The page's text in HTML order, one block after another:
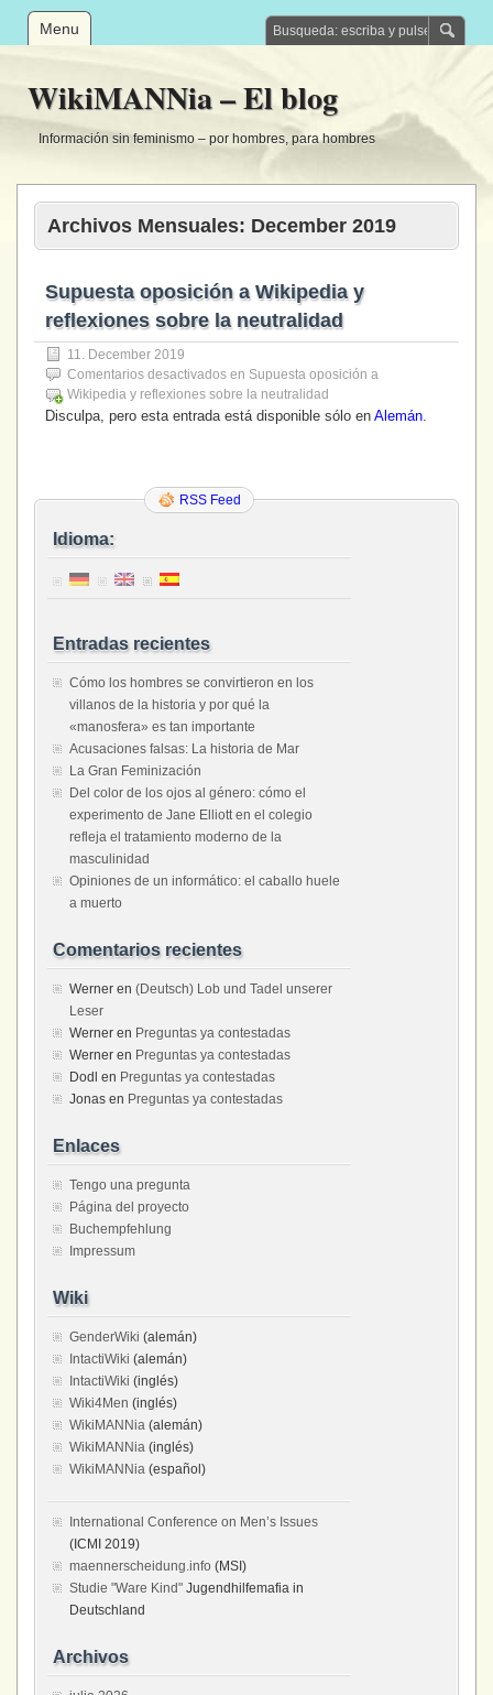
Menu
WikiMANNia – El blog
Información sin feminismo – por hombres, para hombres
Archivos Mensuales: December 2019
Supuesta oposición a Wikipedia y
reflexiones sobre la neutralidad
11. December 2019
Comentarios desactivados en Supuesta oposición a
Wikipedia y reflexiones sobre la neutralidad
Disculpa, pero esta entrada está disponible sólo en Alemán.
RSS Feed
Idioma:
Entradas recientes
Cómo los hombres se convirtieron en los
villanos de la historia y por qué la
«manosfera» es tan importante
Acusaciones falsas: La historia de Mar
La Gran Feminización
Del color de los ojos al género: cómo el
experimento de Jane Elliott en el colegio
refleja el tratamiento moderno de la
masculinidad
Opiniones de un informático: el caballo huele
a muerto
Comentarios recientes
Werner en (Deutsch) Lob und Tadel unserer
Leser
Werner en Preguntas ya contestadas
Werner en Preguntas ya contestadas
Dodl en Preguntas ya contestadas
Jonas en Preguntas ya contestadas
Enlaces
Tengo una pregunta
Página del proyecto
Buchempfehlung
Impressum
Wiki
GenderWiki (alemán)
IntactiWiki (alemán)
IntactiWiki (inglés)
Wiki4Men (inglés)
WikiMANNia (alemán)
WikiMANNia (inglés)
WikiMANNia (español)
International Conference on Men’s Issues
(ICMI 2019)
maennerscheidung.info (MSI)
Studie "Ware Kind" Jugendhilfemafia in
Deutschland
Archivos